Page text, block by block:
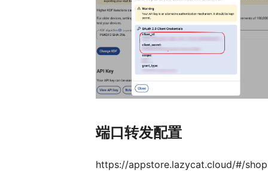
端口转发配置
https://appstore.lazycat.cloud/#/shop